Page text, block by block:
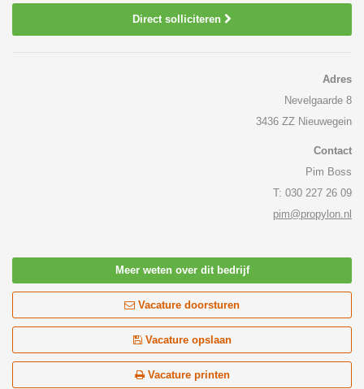
Direct solliciteren
Adres
Nevelgaarde 8
3436 ZZ Nieuwegein
Contact
Pim Boss
T: 030 227 26 09
pim@propylon.nl
Meer weten over dit bedrijf
Vacature doorsturen
Vacature opslaan
Vacature printen